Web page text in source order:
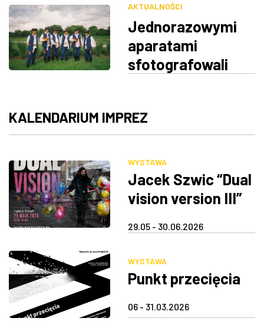
warsztaty
fotograficzne. W
środę rusza
Rzeszowski
AKTUALNOŚCI
Jednorazowymi
aparatami
sfotografowali
wystawa w Galerii
Nierzeczywistej
RSF
KALENDARIUM IMPREZ
WYSTAWA
Jacek Szwic “Dual
vision version III”
29.05 - 30.06.2026
WYSTAWA
Punkt przecięcia
06 - 31.03.2026